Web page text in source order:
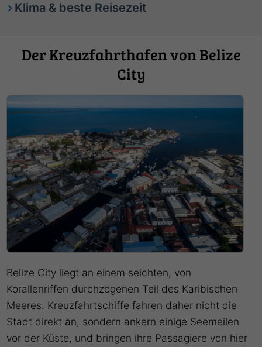
Klima & beste Reisezeit
Der Kreuzfahrthafen von Belize
City
Belize City liegt an einem seichten, von
Korallenriffen durchzogenen Teil des Karibischen
Meeres. Kreuzfahrtschiffe fahren daher nicht die
Stadt direkt an, sondern ankern einige Seemeilen
vor der Küste, und bringen ihre Passagiere von hier